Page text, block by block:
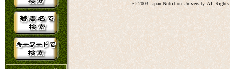
© 2003 Japan Nutrition University. All Rights